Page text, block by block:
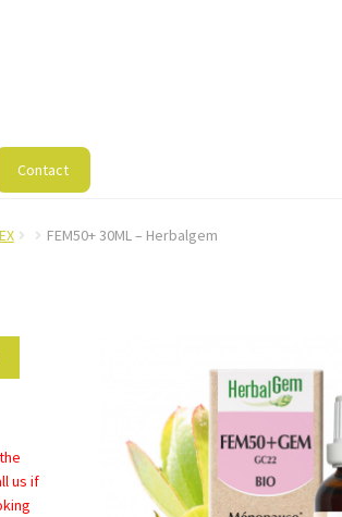
Contact
FEM50+ 30ML – Herbalgem
us if